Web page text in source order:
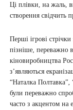
Ці плівки, на жаль,
створення свідчить
Перші ігрові
пізніше, переважно
кіновиробництва
з’являються
“Наталка
були переважно
часто з акцентом на